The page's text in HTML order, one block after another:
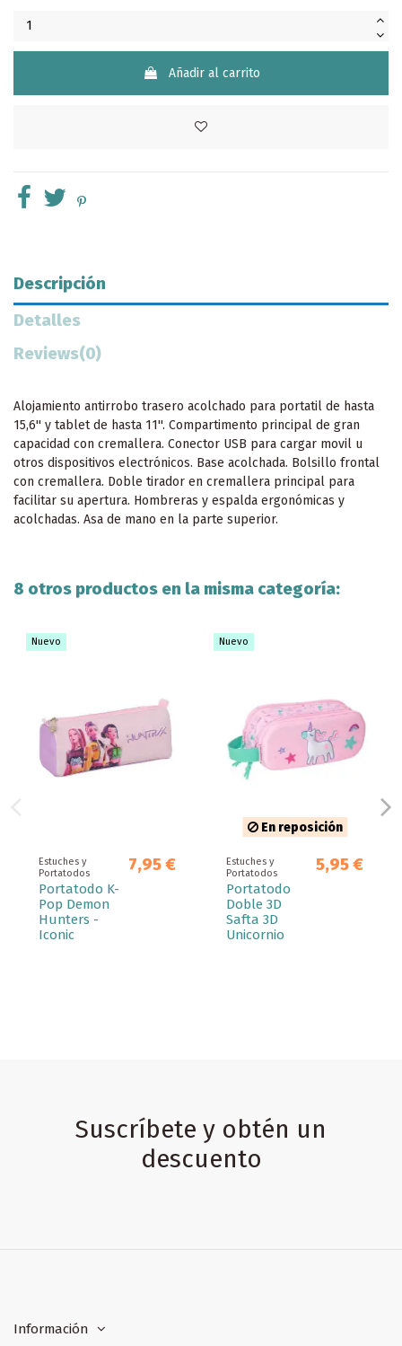
Añadir al carrito
Descripción
Detalles
Reviews(0)
Alojamiento antirrobo trasero acolchado para portatil de hasta
15,6'' y tablet de hasta 11''. Compartimento principal de gran
capacidad con cremallera. Conector USB para cargar movil u
otros dispositivos electrónicos. Base acolchada. Bolsillo frontal
con cremallera. Doble tirador en cremallera principal para
facilitar su apertura. Hombreras y espalda ergonómicas y
acolchadas. Asa de mano en la parte superior.
8 otros productos en la misma categoría:
Nuevo
Estuches y
Portatodos
Portatodo K-
Pop Demon
Hunters -
Iconic
7,95 €
Nuevo
En reposición
Estuches y
Portatodos
Portatodo
Doble 3D
Safta 3D
Unicornio
5,95 €
Suscríbete y obtén un
descuento
Información